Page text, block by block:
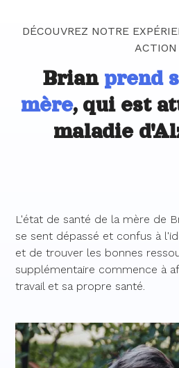
DÉCOUVREZ NOTRE
ACTION
Brian prend
mère, qui est
maladie
L'état de santé de la mère de
se sent dépassé et confus à
et de trouver les bonnes
supplémentaire commence à
travail et sa propre santé.